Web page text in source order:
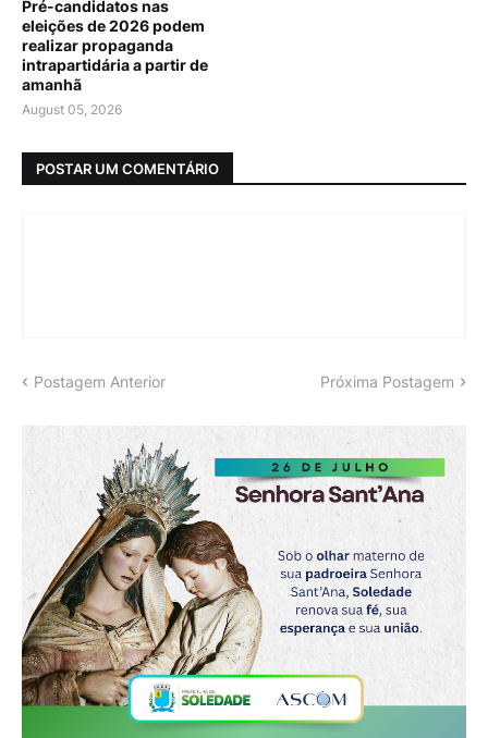
Pré-candidatos nas
eleições de 2026 podem
realizar propaganda
intrapartidária a partir de
amanhã
August 05, 2026
POSTAR UM COMENTÁRIO
Postagem Anterior Próxima Postagem